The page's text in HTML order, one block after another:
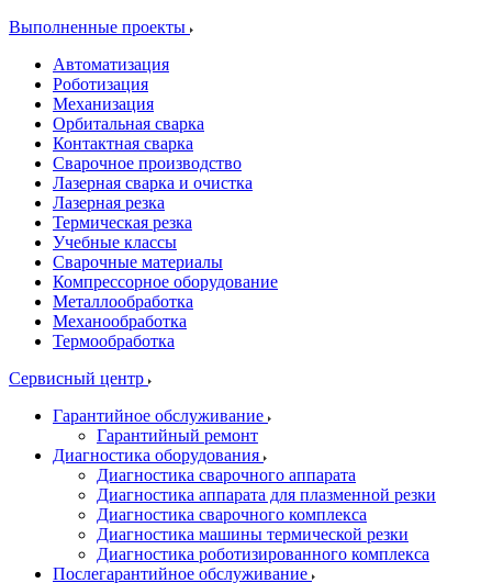
Выполненные проекты
Автоматизация
Роботизация
Механизация
Орбитальная сварка
Контактная сварка
Сварочное производство
Лазерная сварка и очистка
Лазерная резка
Термическая резка
Учебные классы
Сварочные материалы
Компрессорное оборудование
Металлообработка
Механообработка
Термообработка
Сервисный центр
Гарантийное обслуживание
Гарантийный ремонт
Диагностика оборудования
Диагностика сварочного аппарата
Диагностика аппарата для плазменной резки
Диагностика сварочного комплекса
Диагностика машины термической резки
Диагностика роботизированного комплекса
Послегарантийное обслуживание